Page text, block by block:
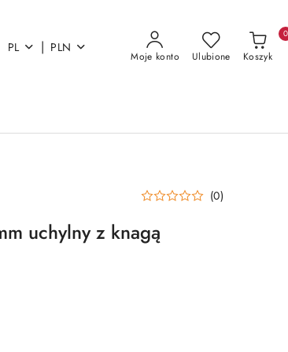
PL | PLN
Moje konto Ulubione Koszyk
0
(0)
uchylny z knagą